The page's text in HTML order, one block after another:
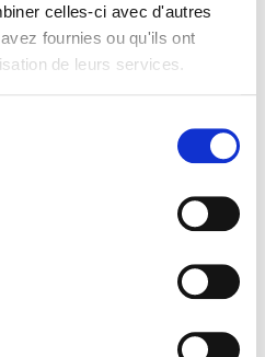
celles-ci avec d'autres
fournies ou qu'ils ont
de leurs services.
et travaux de